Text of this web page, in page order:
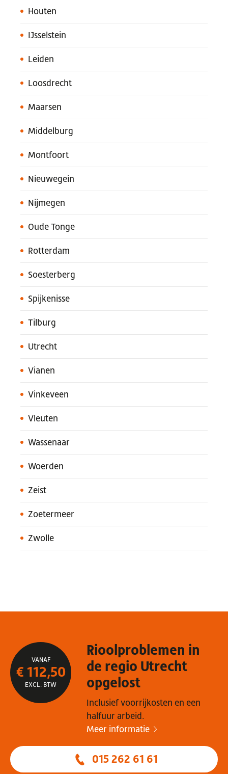
Houten
IJsselstein
Leiden
Loosdrecht
Maarsen
Middelburg
Montfoort
Nieuwegein
Nijmegen
Oude Tonge
Rotterdam
Soesterberg
Spijkenisse
Tilburg
Utrecht
Vianen
Vinkeveen
Vleuten
Wassenaar
Woerden
Zeist
Zoetermeer
Zwolle
VANAF
€ 112,50
EXCL. BTW
Rioolproblemen in
de regio Utrecht
opgelost
Inclusief voorrijkosten en een
halfuur arbeid.
Meer informatie
015 262 61 61